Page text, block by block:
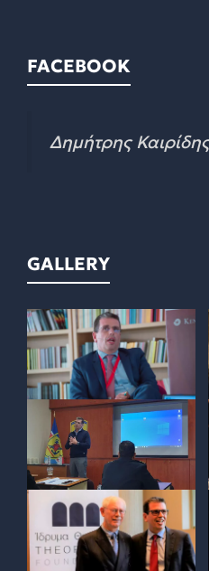
FACEBOOK
Δημήτρης
GALLERY